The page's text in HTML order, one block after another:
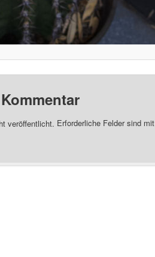
veröffentlicht. Erforderliche Felder sind mit